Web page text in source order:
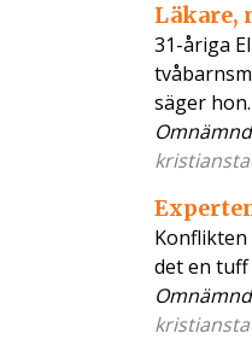
Läkare,
31-åriga
säger hon.
det en